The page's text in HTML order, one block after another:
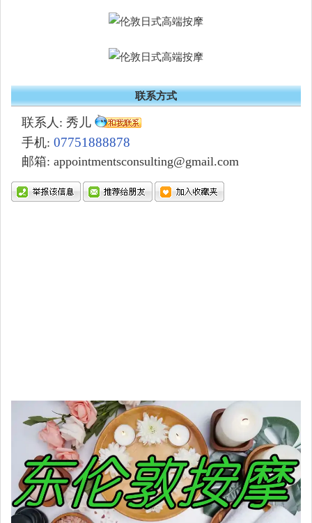
联系方式
联系人: 秀儿
手机: 07751888878
邮箱: appointmentsconsulting@gmail.com